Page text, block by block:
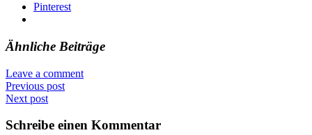
Pinterest
Ähnliche Beiträge
Leave a comment
Previous post
Next post
Schreibe einen Kommentar